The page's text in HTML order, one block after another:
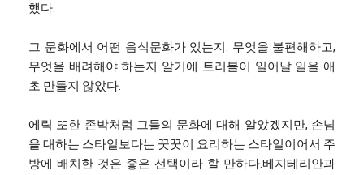
했다.
그 문화에서 어떤 음식문화가 있는지. 무엇을 불편해하고,
무엇을 배려해야 하는지 알기에 트러블이 일어날 일을 애
초 만들지 않았다.
에릭 또한 존박처럼 그들의 문화에 대해 알았겠지만, 손님
을 대하는 스타일보다는 꿋꿋이 요리하는 스타일이어서 주
방에 배치한 것은 좋은 선택이라 할 만하다.베지테리안과